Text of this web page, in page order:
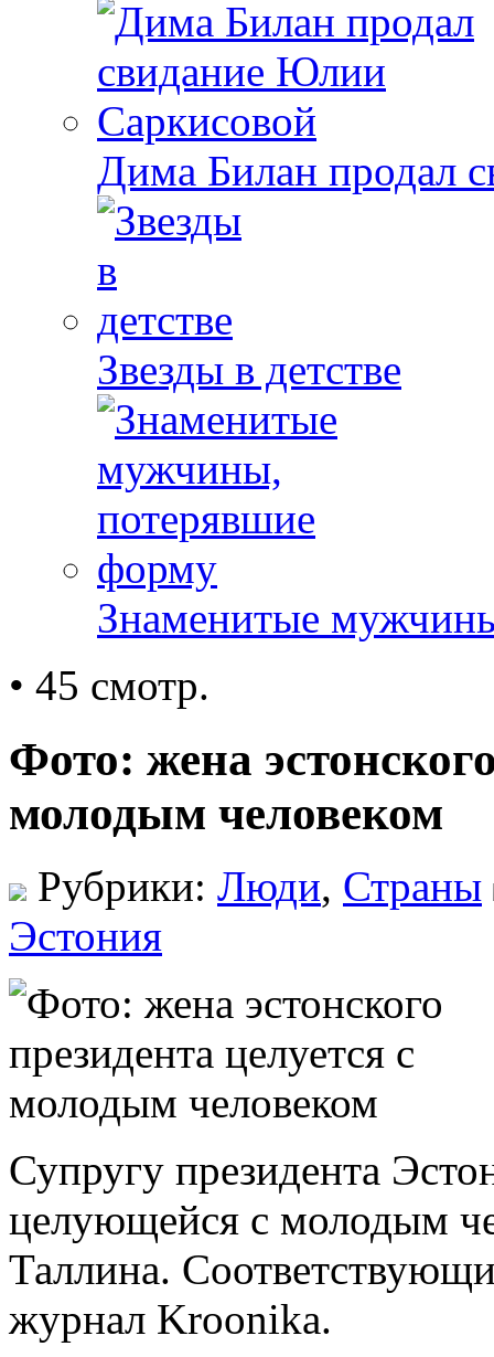
Дима Билан продал
Звезды в детстве
Знаменитые
• 45 смотр.
Фото: жена
молодым человеком
Рубрики: Люди, Страны
Эстония
Супругу президента
целующейся с молодым
Таллина.
журнал Kroonika.